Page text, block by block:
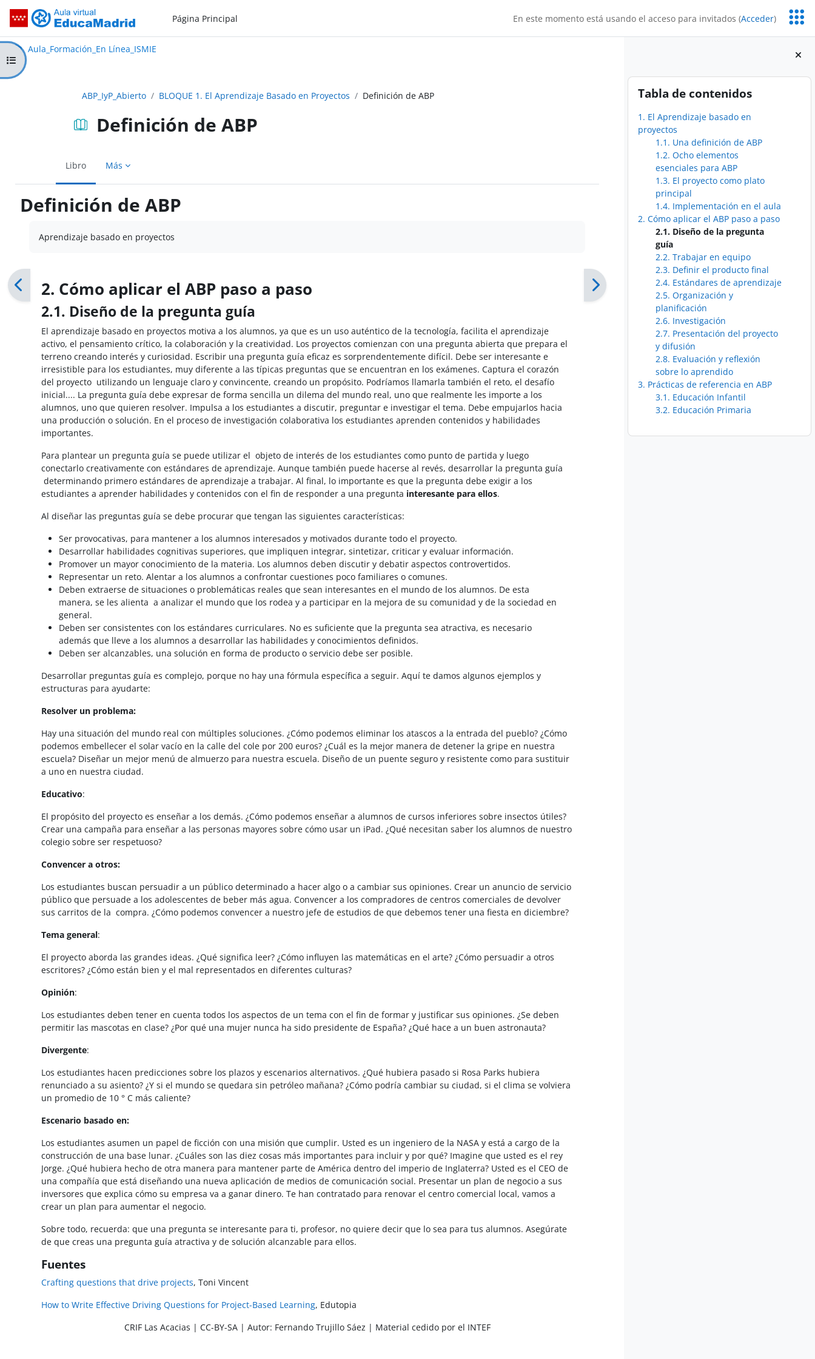
Aula_Formación_En Línea_ISMIEPágina Principal En este momento está usando el acceso para invitados (Acceder)
Bloques
Salta Tabla de contenidos
Tabla de contenidos
1. El Aprendizaje basado en
proyectos
1.1. Una definición de ABP
1.2. Ocho elementos
esenciales para ABP
1.3. El proyecto como plato
principal
1.4. Implementación en el aula
2. Cómo aplicar el ABP paso a paso
2.1. Diseño de la pregunta
guía
2.2. Trabajar en equipo
2.3. Definir el producto final
2.4. Estándares de aprendizaje
2.5. Organización y
planificación
2.6. Investigación
2.7. Presentación del proyecto
y difusión
2.8. Evaluación y reflexión
sobre lo aprendido
3. Prácticas de referencia en ABP
3.1. Educación Infantil
3.2. Educación Primaria
Aula Virtual de EducaMadrid:
Aula_Formación_En Línea_ISMIE
Abrir índice del curso
ABP_IyP_Abierto BLOQUE 1. El Aprendizaje Basado en Proyectos Definición de ABP
Definición de ABP
Libro Más
Definición de ABP
Aprendizaje basado en proyectos
2. Cómo aplicar el ABP paso a paso
2.1. Diseño de la pregunta guía
El aprendizaje basado en proyectos motiva a los alumnos, ya que es un uso auténtico de la tecnología, facilita el aprendizaje
activo, el pensamiento crítico, la colaboración y la creatividad. Los proyectos comienzan con una pregunta abierta que prepara el
terreno creando interés y curiosidad. Escribir una pregunta guía eficaz es sorprendentemente difícil. Debe ser interesante e
irresistible para los estudiantes, muy diferente a las típicas preguntas que se encuentran en los exámenes. Captura el corazón
del proyecto utilizando un lenguaje claro y convincente, creando un propósito. Podríamos llamarla también el reto, el desafío
inicial.... La pregunta guía debe expresar de forma sencilla un dilema del mundo real, uno que realmente les importe a los
alumnos, uno que quieren resolver. Impulsa a los estudiantes a discutir, preguntar e investigar el tema. Debe empujarlos hacia
una producción o solución. En el proceso de investigación colaborativa los estudiantes aprenden contenidos y habilidades
importantes.
Para plantear un pregunta guía se puede utilizar el objeto de interés de los estudiantes como punto de partida y luego
conectarlo creativamente con estándares de aprendizaje. Aunque también puede hacerse al revés, desarrollar la pregunta guía
determinando primero estándares de aprendizaje a trabajar. Al final, lo importante es que la pregunta debe exigir a los
estudiantes a aprender habilidades y contenidos con el fin de responder a una pregunta interesante para ellos.
Al diseñar las preguntas guía se debe procurar que tengan las siguientes características:
Ser provocativas, para mantener a los alumnos interesados y motivados durante todo el proyecto.
Desarrollar habilidades cognitivas superiores, que impliquen integrar, sintetizar, criticar y evaluar información.
Promover un mayor conocimiento de la materia. Los alumnos deben discutir y debatir aspectos controvertidos.
Representar un reto. Alentar a los alumnos a confrontar cuestiones poco familiares o comunes.
Deben extraerse de situaciones o problemáticas reales que sean interesantes en el mundo de los alumnos. De esta
manera, se les alienta a analizar el mundo que los rodea y a participar en la mejora de su comunidad y de la sociedad en
general.
Deben ser consistentes con los estándares curriculares. No es suficiente que la pregunta sea atractiva, es necesario
además que lleve a los alumnos a desarrollar las habilidades y conocimientos definidos.
Deben ser alcanzables, una solución en forma de producto o servicio debe ser posible.
Desarrollar preguntas guía es complejo, porque no hay una fórmula específica a seguir. Aquí te damos algunos ejemplos y
estructuras para ayudarte:
Resolver un problema:
Hay una situación del mundo real con múltiples soluciones. ¿Cómo podemos eliminar los atascos a la entrada del pueblo? ¿Cómo
podemos embellecer el solar vacío en la calle del cole por 200 euros? ¿Cuál es la mejor manera de detener la gripe en nuestra
escuela? Diseñar un mejor menú de almuerzo para nuestra escuela. Diseño de un puente seguro y resistente como para sustituir
a uno en nuestra ciudad.
Educativo:
El propósito del proyecto es enseñar a los demás. ¿Cómo podemos enseñar a alumnos de cursos inferiores sobre insectos útiles?
Crear una campaña para enseñar a las personas mayores sobre cómo usar un iPad. ¿Qué necesitan saber los alumnos de nuestro
colegio sobre ser respetuoso?
Convencer a otros:
Los estudiantes buscan persuadir a un público determinado a hacer algo o a cambiar sus opiniones. Crear un anuncio de servicio
público que persuade a los adolescentes de beber más agua. Convencer a los compradores de centros comerciales de devolver
sus carritos de la compra. ¿Cómo podemos convencer a nuestro jefe de estudios de que debemos tener una fiesta en diciembre?
Tema general:
El proyecto aborda las grandes ideas. ¿Qué significa leer? ¿Cómo influyen las matemáticas en el arte? ¿Cómo persuadir a otros
escritores? ¿Cómo están bien y el mal representados en diferentes culturas?
Opinión:
Los estudiantes deben tener en cuenta todos los aspectos de un tema con el fin de formar y justificar sus opiniones. ¿Se deben
permitir las mascotas en clase? ¿Por qué una mujer nunca ha sido presidente de España? ¿Qué hace a un buen astronauta?
Divergente:
Los estudiantes hacen predicciones sobre los plazos y escenarios alternativos. ¿Qué hubiera pasado si Rosa Parks hubiera
renunciado a su asiento? ¿Y si el mundo se quedara sin petróleo mañana? ¿Cómo podría cambiar su ciudad, si el clima se volviera
un promedio de 10 ° C más caliente?
Escenario basado en:
Los estudiantes asumen un papel de ficción con una misión que cumplir. Usted es un ingeniero de la NASA y está a cargo de la
construcción de una base lunar. ¿Cuáles son las diez cosas más importantes para incluir y por qué? Imagine que usted es el rey
Jorge. ¿Qué hubiera hecho de otra manera para mantener parte de América dentro del imperio de Inglaterra? Usted es el CEO de
una compañía que está diseñando una nueva aplicación de medios de comunicación social. Presentar un plan de negocio a sus
inversores que explica cómo su empresa va a ganar dinero. Te han contratado para renovar el centro comercial local, vamos a
crear un plan para aumentar el negocio.
Sobre todo, recuerda: que una pregunta se interesante para ti, profesor, no quiere decir que lo sea para tus alumnos. Asegúrate
de que creas una pregunta guía atractiva y de solución alcanzable para ellos.
Fuentes
Crafting questions that drive projects, Toni Vincent
How to Write Effective Driving Questions for Project-Based Learning, Edutopia
CRIF Las Acacias | CC-BY-SA | Autor: Fernando Trujillo Sáez | Material cedido por el INTEF